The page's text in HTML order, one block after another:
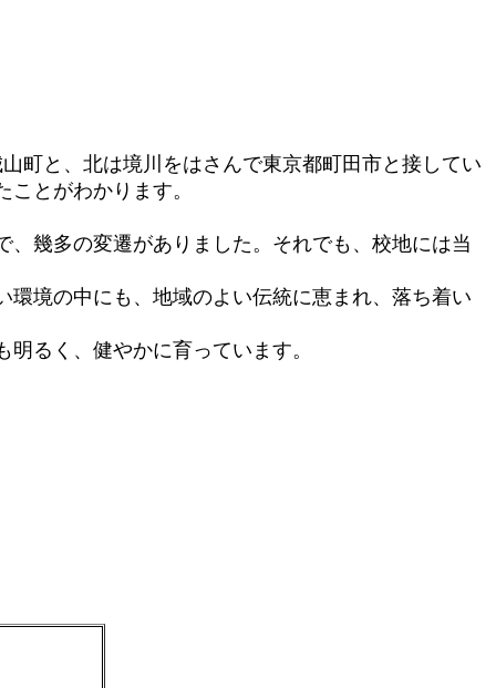
町と、北は境川をはさんで東京都町田市と接してい
とがわかります。
幾多の変遷がありました。それでも、校地には当
境の中にも、地域のよい伝統に恵まれ、落ち着い
るく、健やかに育っています。